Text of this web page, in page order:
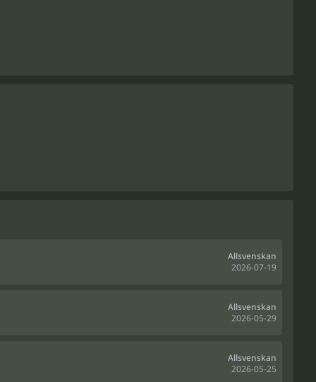
Allsvenskan
2026-07-19
Allsvenskan
2026-05-29
Allsvenskan
2026-05-25